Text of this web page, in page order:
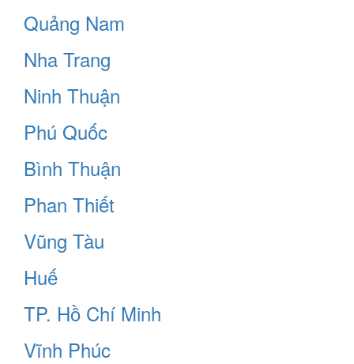
Quảng Nam
Nha Trang
Ninh Thuận
Phú Quốc
Bình Thuận
Phan Thiết
Vũng Tàu
Huế
TP. Hồ Chí Minh
Vĩnh Phúc